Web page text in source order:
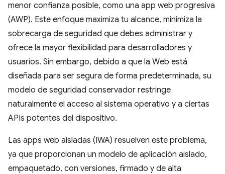
menor confianza posible, como una app web progresiva
(AWP). Este enfoque maximiza tu alcance, minimiza la
sobrecarga de seguridad que debes administrar y
ofrece la mayor flexibilidad para desarrolladores y
usuarios. Sin embargo, debido a que la Web está
diseñada para ser segura de forma predeterminada, su
modelo de seguridad conservador restringe
naturalmente el acceso al sistema operativo y a ciertas
APIs potentes del dispositivo.
Las apps web aisladas (IWA) resuelven este problema,
ya que proporcionan un modelo de aplicación aislado,
empaquetado, con versiones, firmado y de alta